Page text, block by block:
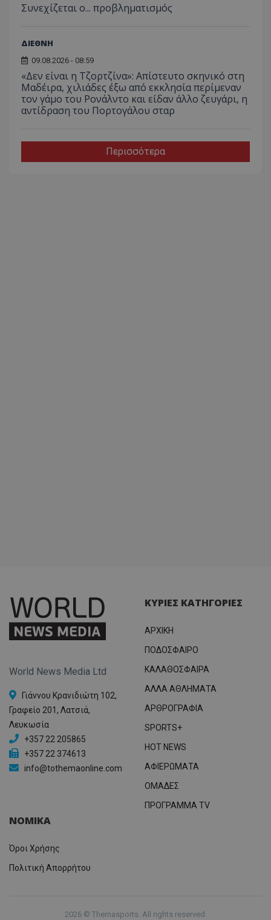
Συνεχίζεται ο... προβληματισμός
ΔΙΕΘΝΗ
09.08.2026 - 08:59
«Δεν είναι η Τζορτζίνα»: Απίστευτο σκηνικό στη
Μαδέιρα, χιλιάδες έξω από εκκλησία περίμεναν
τον γάμο του Ρονάλντο και είδαν άλλο ζευγάρι, η
αντίδραση του Πορτογάλου σταρ
Περισσότερα
World News Media Ltd
Γιάννου Κρανιδιώτη 102,
Γραφείο 201, Λατσιά,
Λευκωσία
+357 22 205865
+357 22 374613
info@tothemaonline.com
ΚΥΡΙΕΣ ΚΑΤΗΓΟΡΙΕΣ
ΑΡΧΙΚΗ
ΠΟΔΟΣΦΑΙΡΟ
ΚΑΛΑΘΟΣΦΑΙΡΑ
ΑΛΛΑ ΑΘΛΗΜΑΤΑ
ΑΡΘΡΟΓΡΑΦΙΑ
SPORTS+
HOT NEWS
ΑΦΙΕΡΩΜΑΤΑ
ΟΜΑΔΕΣ
ΠΡΟΓΡΑΜΜΑ TV
ΝΟΜΙΚΑ
Όροι Χρήσης
Πολιτική Απορρήτου
2026 © Themasports. All rights reserved.